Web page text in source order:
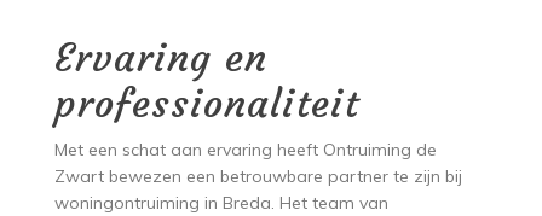
Ervaring en
professionaliteit
Met een schat aan ervaring heeft Ontruiming de
Zwart bewezen een betrouwbare partner te zijn bij
woningontruiming in Breda. Het team van